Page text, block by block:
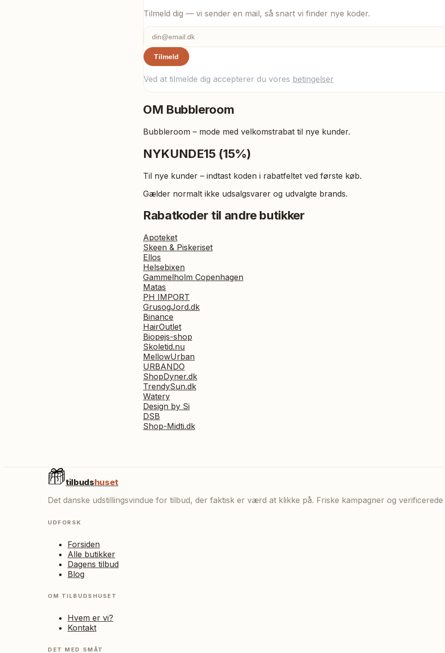
Tilmeld dig — vi sender en mail, så snart vi finder nye koder.
Tilmeld
Ved at tilmelde dig accepterer du vores betingelser
OM Bubbleroom
Bubbleroom – mode med velkomstrabat til nye kunder.
NYKUNDE15 (15%)
Til nye kunder – indtast koden i rabatfeltet ved første køb.
Gælder normalt ikke udsalgsvarer og udvalgte brands.
Rabatkoder til andre butikker
Apoteket
Skeen & Piskeriset
Ellos
Helsebixen
Gammelholm Copenhagen
Matas
PH IMPORT
GrusogJord.dk
Binance
HairOutlet
Biopejs-shop
Skoletid.nu
MellowUrban
URBANDO
ShopDyner.dk
TrendySun.dk
Watery
Design by Si
DSB
Shop-Midti.dk
tilbudshuset
Det danske udstillingsvindue for tilbud, der faktisk er værd at klikke på. Friske kampagner og
UDFORSK
Forsiden
Alle butikker
Dagens tilbud
Blog
OM TILBUDSHUSET
Hvem er vi?
Kontakt
DET MED SMÅT